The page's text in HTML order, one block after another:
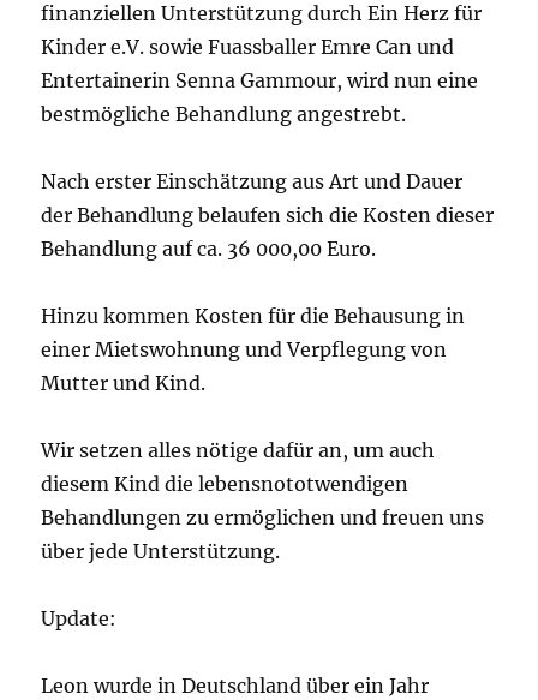
finanziellen Unterstützung durch Ein Herz für
Kinder e.V. sowie Fuassballer Emre Can und
Entertainerin Senna Gammour, wird nun eine
bestmögliche Behandlung angestrebt.
Nach erster Einschätzung aus Art und Dauer
der Behandlung belaufen sich die Kosten dieser
Behandlung auf ca. 36 000,00 Euro.
Hinzu kommen Kosten für die Behausung in
einer Mietswohnung und Verpflegung von
Mutter und Kind.
Wir setzen alles nötige dafür an, um auch
diesem Kind die lebensnototwendigen
Behandlungen zu ermöglichen und freuen uns
über jede Unterstützung.
Update:
Leon wurde in Deutschland über ein Jahr